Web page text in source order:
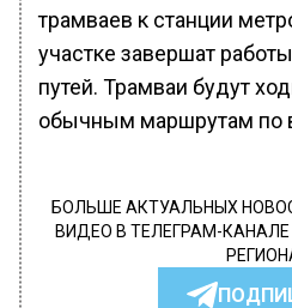
трамваев к станции
участке завершат
путей. Трамваи будут
обычным маршрутам по
БОЛЬШЕ АКТУАЛЬНЫХ
ВИДЕО В ТЕЛЕГРАМ-